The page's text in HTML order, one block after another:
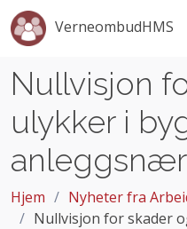
VerneombudHMS
Nullvisjon
ulykker i
Hjem
Nyheter fra
Nullvisjon for skader